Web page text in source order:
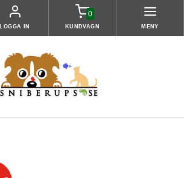
LOGGA IN
0
KUNDVAGN MENY